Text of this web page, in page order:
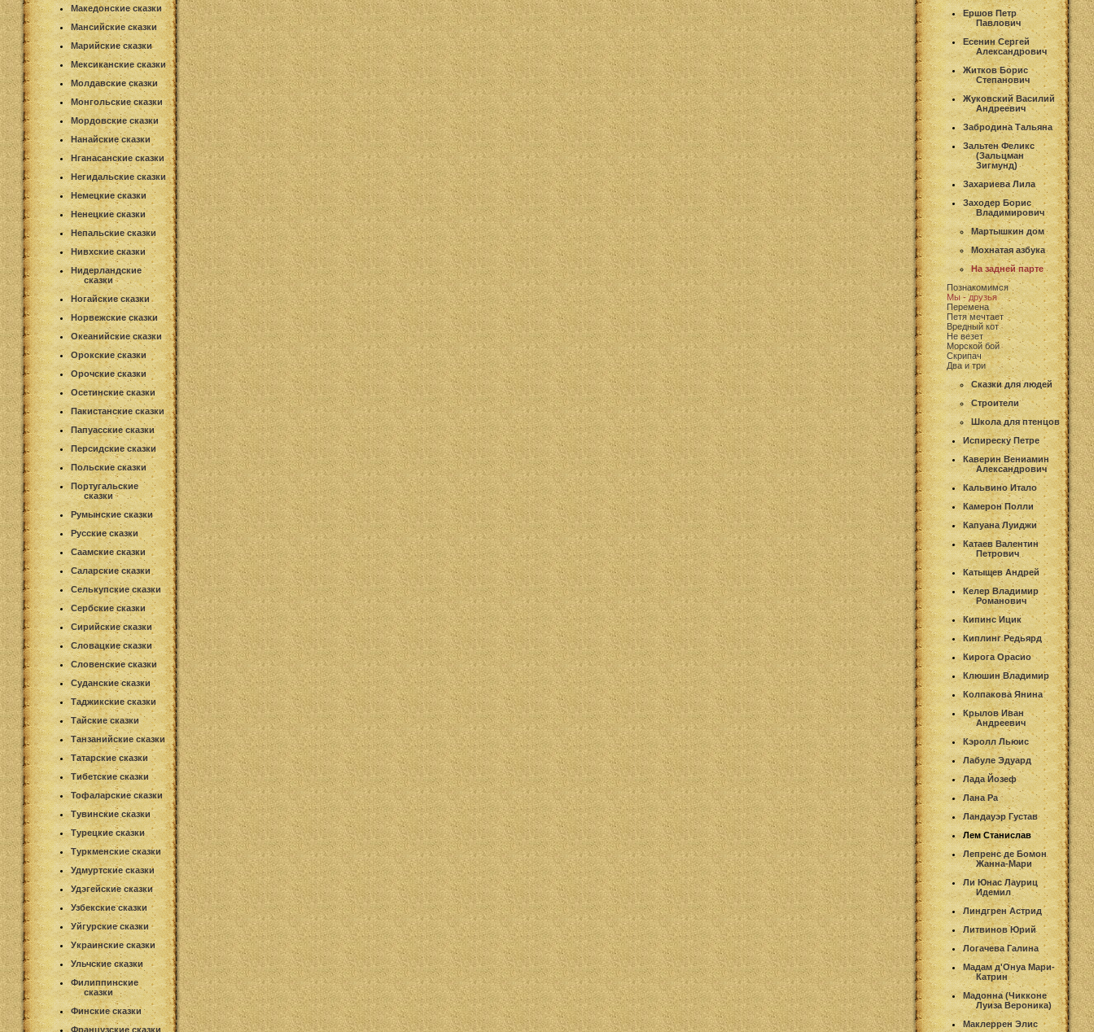
Македонские сказки
Мансийские сказки
Марийские сказки
Мексиканские сказки
Молдавские сказки
Монгольские сказки
Мордовские сказки
Нанайские сказки
Нганасанские сказки
Негидальские сказки
Немецкие сказки
Ненецкие сказки
Непальские сказки
Нивхские сказки
Нидерландские
сказки
Ногайские сказки
Норвежские сказки
Океанийские сказки
Орокские сказки
Орочские сказки
Осетинские сказки
Пакистанские сказки
Папуасские сказки
Персидские сказки
Польские сказки
Португальские
сказки
Румынские сказки
Русские сказки
Саамские сказки
Саларские сказки
Селькупские сказки
Сербские сказки
Сирийские сказки
Словацкие сказки
Словенские сказки
Суданские сказки
Таджикские сказки
Тайские сказки
Танзанийские сказки
Татарские сказки
Тибетские сказки
Тофаларские сказки
Тувинские сказки
Турецкие сказки
Туркменские сказки
Удмуртские сказки
Удэгейские сказки
Узбекские сказки
Уйгурские сказки
Украинские сказки
Ульчские сказки
Филиппинские
сказки
Финские сказки
Французские сказки
Ершов Петр
Павлович
Есенин Сергей
Александрович
Житков Борис
Степанович
Жуковский Василий
Андреевич
Забродина Тальяна
Зальтен Феликс
(Зальцман
Зигмунд)
Захариева Лила
Заходер Борис
Владимирович
Мартышкин дом
Мохнатая азбука
На задней парте
Познакомимся
Мы - друзья
Перемена
Петя мечтает
Вредный кот
Не везет
Морской бой
Скрипач
Два и три
Сказки для людей
Строители
Школа для птенцов
Испиреску Петре
Каверин Вениамин
Александрович
Кальвино Итало
Камерон Полли
Капуана Луиджи
Катаев Валентин
Петрович
Катыщев Андрей
Келер Владимир
Романович
Кипинс Ицик
Киплинг Редьярд
Кирога Орасио
Клюшин Владимир
Колпакова Янина
Крылов Иван
Андреевич
Кэролл Льюис
Лабуле Эдуард
Лада Йозеф
Лана Ра
Ландауэр Густав
Лем Станислав
Лепренс де Бомон
Жанна-Мари
Ли Юнас Лауриц
Идемил
Линдгрен Астрид
Литвинов Юрий
Логачева Галина
Мадам д'Онуа Мари-
Катрин
Мадонна (Чикконе
Луиза Вероника)
Маклеррен Элис